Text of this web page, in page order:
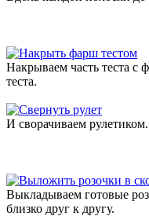
Накрываем часть теста с
теста.
И сворачиваем рулетиком.
Выкладываем готовые
близко друг к другу.